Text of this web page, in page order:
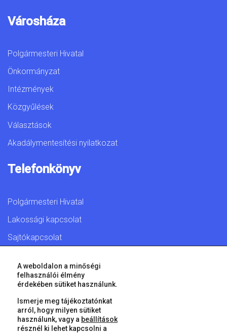
Városháza
Polgármesteri Hivatal
Önkormányzat
Intézmények
Közgyűlések
Választások
Akadálymentesítési nyilatkozat
Telefonkönyv
Polgármesteri Hivatal
Lakossági kapcsolat
Sajtókapcsolat
© 2026 Győr Megyei Jogú Város • Minden jog fenntartva!
A weboldalon a minőségi
felhasználói élmény
érdekében sütiket használunk.
Ismerje meg tájékoztatónkat
arról, hogy milyen sütiket
használunk, vagy a beállítások
résznél ki lehet kapcsolni a